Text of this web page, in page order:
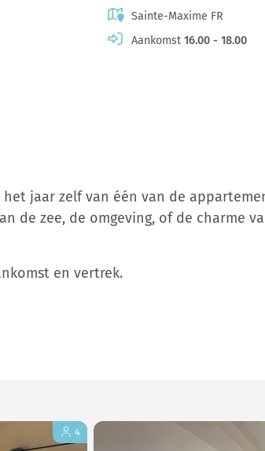
Sainte-Maxime FR
Aankomst 16.00 - 18.00
jaar zelf van één van de
de zee, de omgeving, of de charme
en vertrek.
4